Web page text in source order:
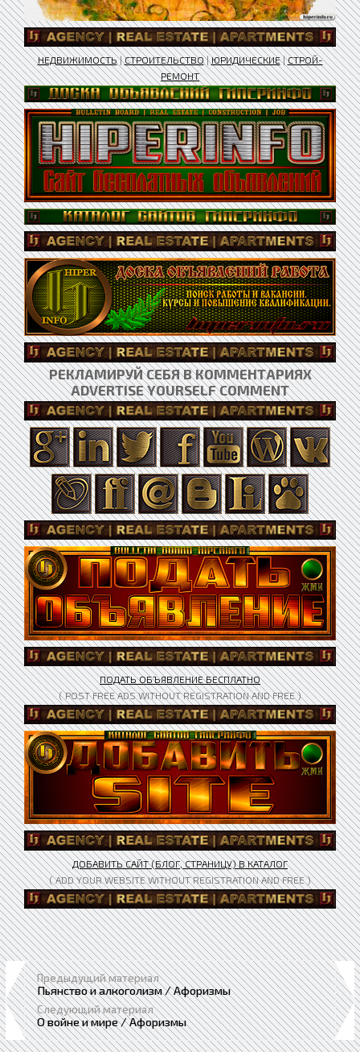
НЕДВИЖИМОСТЬ|СТРОИТЕЛЬСТВО|ЮРИДИЧЕСКИЕ|СТРОЙ-
РЕМОНТ
РЕКЛАМИРУЙ СЕБЯ В КОММЕНТАРИЯХ
ADVERTISE YOURSELF COMMENT
ПОДАТЬ ОБЪЯВЛЕНИЕ БЕСПЛАТНО
( POST FREE ADS WITHOUT REGISTRATION AND FREE )
ДОБАВИТЬ САЙТ (БЛОГ, СТРАНИЦУ) В КАТАЛОГ
( ADD YOUR WEBSITE WITHOUT REGISTRATION AND FREE )
Предыдущий материал
Пьянство и алкоголизм / Афоризмы
Следующий материал
О войне и мире / Афоризмы